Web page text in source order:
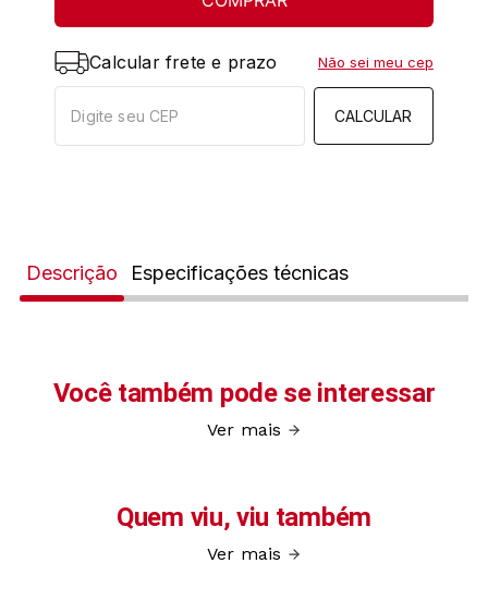
Calcular frete e prazo
CALCULAR
Não sei meu cep
Descrição Especificações técnicas
Você também pode se interessar
Ver mais
Quem viu, viu também
Ver mais